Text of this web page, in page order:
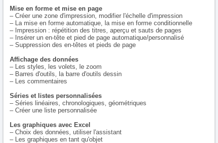
Mise en forme et mise en page
– Créer une zone d'impression, modifier l'échelle d'impression
– La mise en forme automatique, la mise en forme conditionnelle
– Impression : répétition des titres, aperçu et sauts de pages
– Insérer un en-tête et pied de page automatique/personnalisé
– Suppression des en-têtes et pieds de page
Affichage des données
– Les styles, les volets, le zoom
– Barres d'outils, la barre d'outils dessin
– Les commentaires
Séries et listes personnalisées
– Séries linéaires, chronologiques, géométriques
– Créer une liste personnalisée
Les graphiques avec Excel
– Choix des données, utiliser l'assistant
– Les graphiques en tant qu'objet